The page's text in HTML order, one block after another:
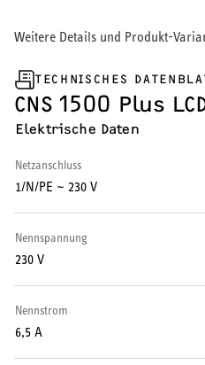
HEIZEN UND KÜHLEN
Wärmepumpe
Puffer- und
Regelung /
Elektroheizung
Weitere Details und Produkt-
TECHNISCHES
CNS 1500 Plus
Elektrische Daten
Netzanschluss
1/N/PE ~ 230 V
Nennspannung
230 V
Nennstrom
6,5 A